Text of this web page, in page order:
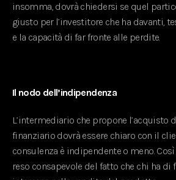
insomma, dovrà chiedersi se quel
giusto per l’investitore che ha davanti,
e la capacità di far fronte alle perdite.
Il nodo dell’indipendenza
L’intermediario che propone l’acquisto
finanziario dovrà essere chiaro con il
consulenza è indipendente o meno.
reso consapevole del fatto che chi ha di